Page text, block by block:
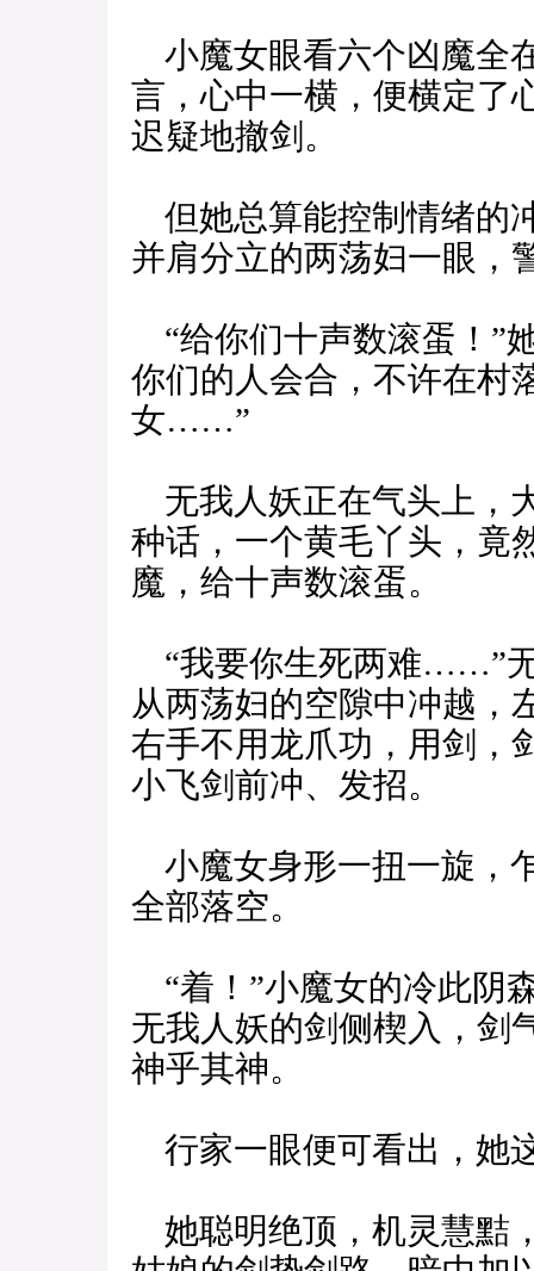
小魔女眼看六个凶魔全
言，心中一横，便横定了
迟疑地撤剑。
但她总算能控制情绪的
并肩分立的两荡妇一眼，
“给你们十声数滚蛋！”
你们的人会合，不许在村
女……”
无我人妖正在气头上，
种话，一个黄毛丫头，竟
魔，给十声数滚蛋。
“我要你生死两难……”
从两荡妇的空隙中冲越，
右手不用龙爪功，用剑，
小飞剑前冲、发招。
小魔女身形一扭一旋，
全部落空。
“着！”小魔女的冷此阴
无我人妖的剑侧楔入，剑
神乎其神。
行家一眼便可看出，她
她聪明绝顶，机灵慧黠